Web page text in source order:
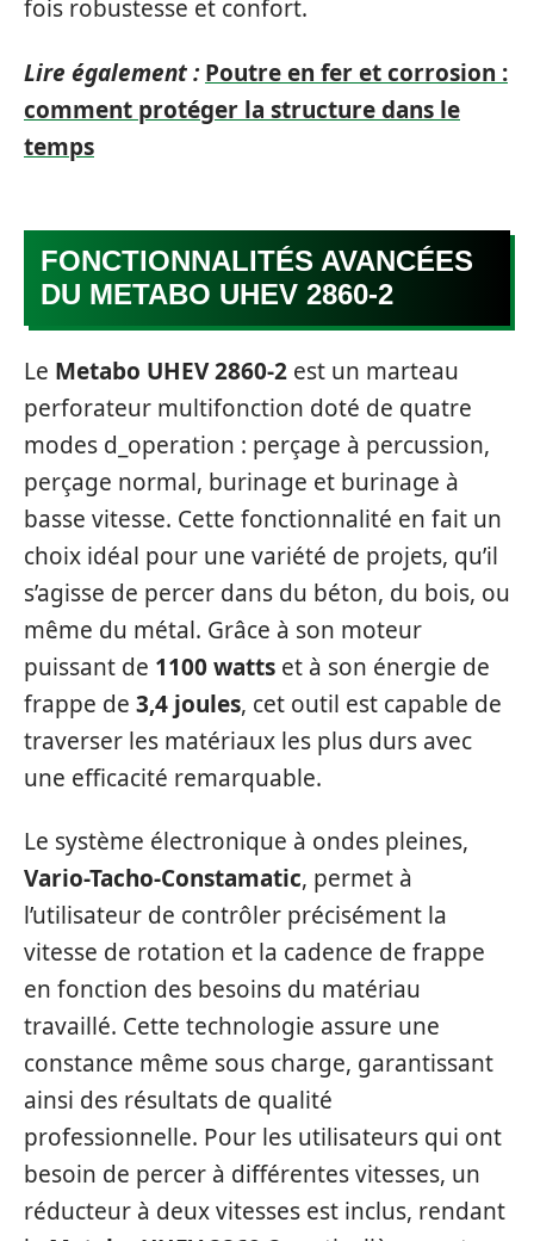
fois robustesse et confort.
Lire également : Poutre en fer et corrosion :
comment protéger la structure dans le
temps
FONCTIONNALITÉS AVANCÉES
DU METABO UHEV 2860-2
Le Metabo UHEV 2860-2 est un marteau
perforateur multifonction doté de quatre
modes d_operation : perçage à percussion,
perçage normal, burinage et burinage à
basse vitesse. Cette fonctionnalité en fait un
choix idéal pour une variété de projets, qu’il
s’agisse de percer dans du béton, du bois, ou
même du métal. Grâce à son moteur
puissant de 1100 watts et à son énergie de
frappe de 3,4 joules, cet outil est capable de
traverser les matériaux les plus durs avec
une efficacité remarquable.
Le système électronique à ondes pleines,
Vario-Tacho-Constamatic, permet à
l’utilisateur de contrôler précisément la
vitesse de rotation et la cadence de frappe
en fonction des besoins du matériau
travaillé. Cette technologie assure une
constance même sous charge, garantissant
ainsi des résultats de qualité
professionnelle. Pour les utilisateurs qui ont
besoin de percer à différentes vitesses, un
réducteur à deux vitesses est inclus, rendant